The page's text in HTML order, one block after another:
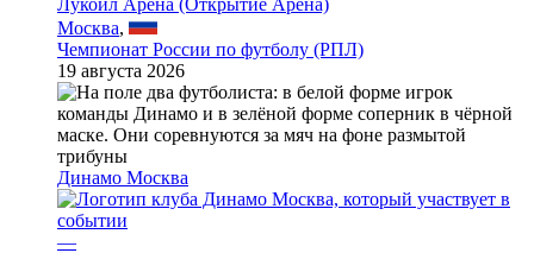
Москва,
Чемпионат России по футболу (РПЛ)
19 августа 2026
Динамо Москва
—